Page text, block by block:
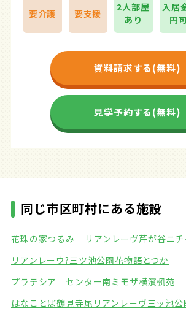
要介護 要支援
2人部屋
あり
入居
円
資料請求する(無料)
見学予約する(無料)
同じ市区町村にある施設
花珠の家つるみ リアンレーヴ芹が谷ニ
リアンレーウ?三ツ池公園花物語とつか
プラテシア センター南ミモザ横濱楓苑
はなことば鶴見寺尾 リアンレーヴ三ッ池公